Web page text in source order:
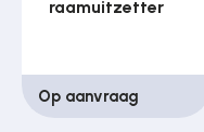
raamuitzetter
Op aanvraag